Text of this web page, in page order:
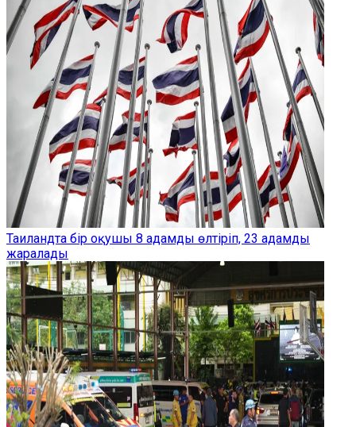
Таиландта бір оқушы 8 адамды өлтіріп, 23 адамды
жаралады